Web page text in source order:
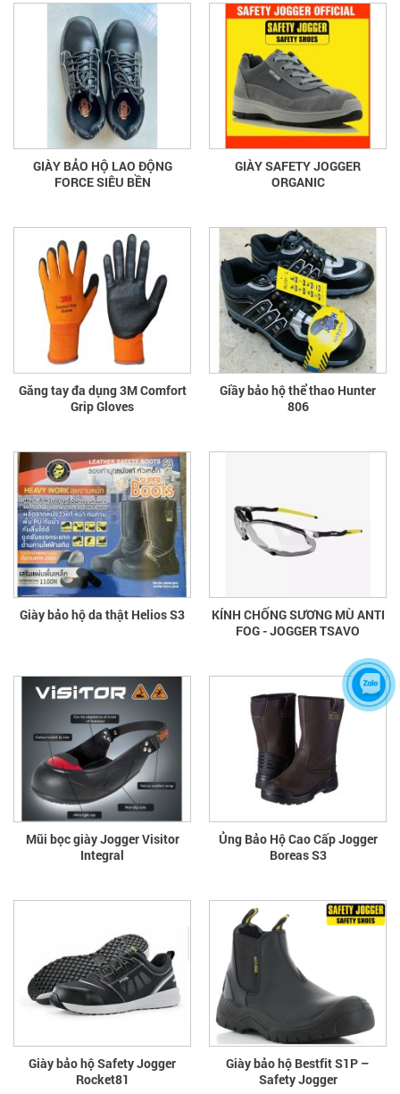
GIÀY BẢO HỘ LAO ĐỘNG
FORCE SIÊU BỀN
GIÀY SAFETY JOGGER
ORGANIC
Găng tay đa dụng 3M Comfort
Grip Gloves
Giầy bảo hộ thể thao Hunter
806
Giày bảo hộ da thật Helios S3
KÍNH CHỐNG SƯƠNG MÙ ANTI
FOG - JOGGER TSAVO
Mũi bọc giày Jogger Visitor
Integral
Ủng Bảo Hộ Cao Cấp Jogger
Boreas S3
Giày bảo hộ Safety Jogger
Rocket81
Giày bảo hộ Bestfit S1P –
Safety Jogger